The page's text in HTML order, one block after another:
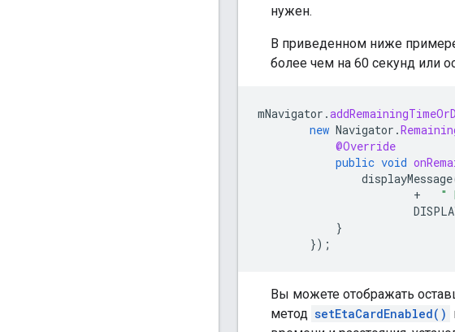
нужен.
В приведенном ниже
более чем на 60 секунд или
mNavigator .
new Navigator .
@Override
public void
displayMessage
+
"
}
});
Вы можете отображать
метод setEtaCardEnabled()